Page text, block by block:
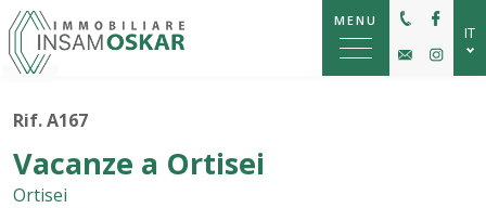
MENU
IT
Rif. A167
Vacanze a Ortisei
Ortisei